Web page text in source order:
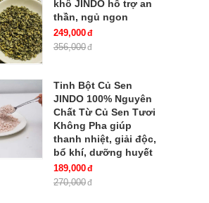
khô JINDO hỗ trợ an
thần, ngủ ngon
249,000
356,000
Tinh Bột Củ Sen
JINDO 100% Nguyên
Chất Từ Củ Sen Tươi
Không Pha giúp
thanh nhiệt, giải độc,
bổ khí, dưỡng huyết
189,000
270,000